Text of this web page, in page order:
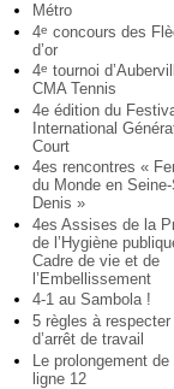
Métro
4e concours des
d’or
4e tournoi
CMA Tennis
4e édition du
International
Court
4es rencontres «
du Monde en
Denis »
4es Assises de la
de l’Hygiène
Cadre de vie et de
l’Embellissement
4-1 au Sambola !
5 règles à
d’arrêt de travail
Le prolongement de
ligne 12